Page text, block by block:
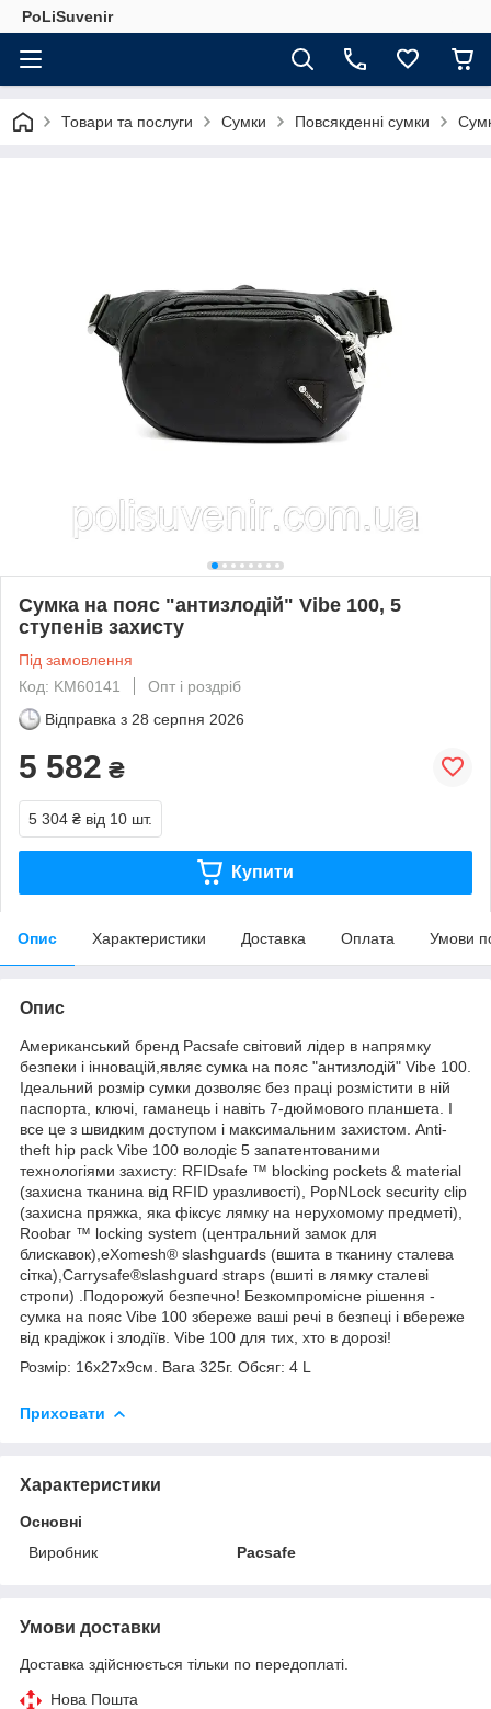
PoLiSuvenir
Товари та послуги Сумки Повсякденні сумки
Сумка на пояс "антизлодій" Vibe 100, 5
ступенів захисту
Під замовлення
Код: KM60141
Опт і роздріб
Відправка з 28 серпня 2026
5 582 ₴
5 304 ₴ від 10 шт.
Купити
Опис Характеристики Доставка Оплата Умови
Опис
Американський бренд Pacsafe світовий лідер в напрямку
безпеки і інновацій,являє сумка на пояс "антизлодій" Vibe 100.
Ідеальний розмір сумки дозволяє без праці розмістити в ній
паспорта, ключі, гаманець і навіть 7-дюймового планшета. І
все це з швидким доступом і максимальним захистом. Anti-
theft hip pack Vibe 100 володіє 5 запатентованими
технологіями захисту: RFIDsafe ™ blocking pockets & material
(захисна тканина від RFID уразливості), PopNLock security clip
(захисна пряжка, яка фіксує лямку на нерухомому предметі),
Roobar ™ locking system (центральний замок для
блискавок),eXomesh® slashguards (вшита в тканину сталева
сітка),Carrysafe®slashguard straps (вшиті в лямку сталеві
стропи) .Подорожуй безпечно! Безкомпромісне рішення -
сумка на пояс Vibe 100 збереже ваші речі в безпеці і вбереже
від крадіжок і злодіїв. Vibe 100 для тих, хто в дорозі!
Розмір: 16х27х9см. Вага 325г. Обсяг: 4 L
Приховати
Характеристики
Основні
Виробник
Pacsafe
Умови доставки
Доставка здійснюється тільки по передоплаті.
Нова Пошта